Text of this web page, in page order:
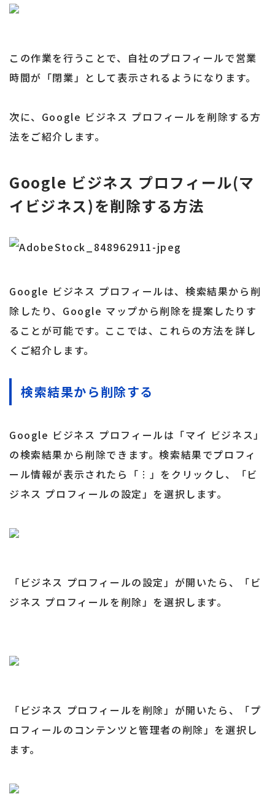
この作業を行うことで、自社のプロフィールで営業
時間が「閉業」として表示されるようになります。
次に、Google ビジネス プロフィールを削除する方
法をご紹介します。
Google ビジネス プロフィール(マ
イビジネス)を削除する方法
Google ビジネス プロフィールは、検索結果から削
除したり、Google マップから削除を提案したりす
ることが可能です。ここでは、これらの方法を詳し
くご紹介します。
検索結果から削除する
Google ビジネス プロフィールは「マイ ビジネス」
の検索結果から削除できます。検索結果でプロフィ
ール情報が表示されたら「︙」をクリックし、「ビ
ジネス プロフィールの設定」を選択します。
「ビジネス プロフィールの設定」が開いたら、「ビ
ジネス プロフィールを削除」を選択します。
「ビジネス プロフィールを削除」が開いたら、「プ
ロフィールのコンテンツと管理者の削除」を選択し
ます。